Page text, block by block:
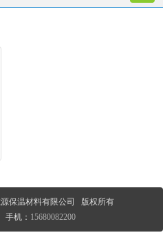
保温材料有限公司 版权所有
手机： 15680082200